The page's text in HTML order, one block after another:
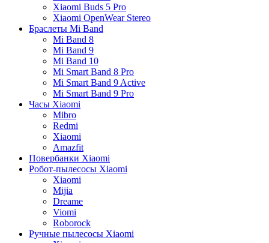
Xiaomi Buds 5 Pro
Xiaomi OpenWear Stereo
Браслеты Mi Band
Mi Band 8
Mi Band 9
Mi Band 10
Mi Smart Band 8 Pro
Mi Smart Band 9 Active
Mi Smart Band 9 Pro
Часы Xiaomi
Mibro
Redmi
Xiaomi
Amazfit
Повербанки Xiaomi
Робот-пылесосы Xiaomi
Xiaomi
Mijia
Dreame
Viomi
Roborock
Ручные пылесосы Xiaomi